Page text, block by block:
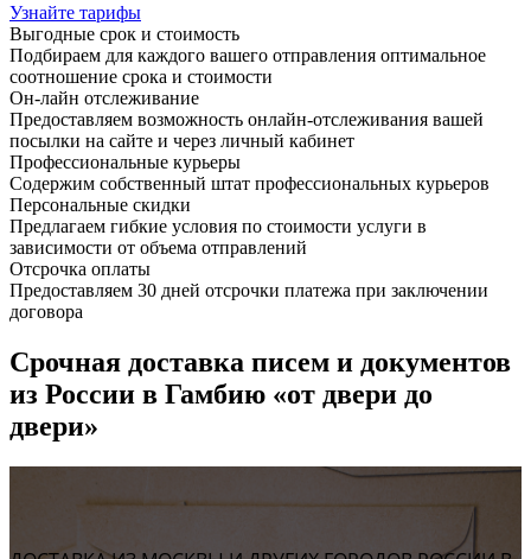
Узнайте тарифы
Выгодные срок и стоимость
Подбираем для каждого вашего отправления оптимальное
соотношение срока и стоимости
Он-лайн отслеживание
Предоставляем возможность онлайн-отслеживания вашей
посылки на сайте и через личный кабинет
Профессиональные курьеры
Содержим собственный штат профессиональных курьеров
Персональные скидки
Предлагаем гибкие условия по стоимости услуги в
зависимости от объема отправлений
Отсрочка оплаты
Предоставляем 30 дней отсрочки платежа при заключении
договора
Срочная доставка писем и документов
из России в Гамбию «от двери до
двери»